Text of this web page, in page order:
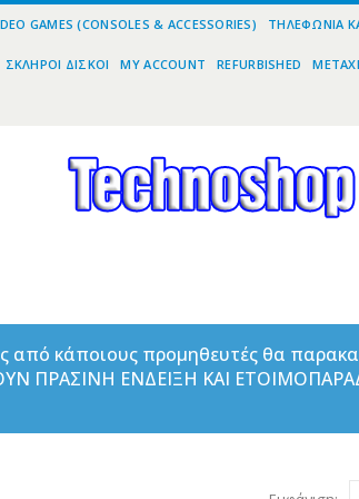
GAMES (CONSOLES & ACCESSORIES) ΤΗΛΕΦΩΝΊΑ
ΣΚΛΗΡΟΊ ΔΊΣΚΟΙ MY ACCOUNT REFURBISHED
από κάποιους προμηθευτές θα
ΠΡΑΣΙΝΗ ΕΝΔΕΙΞΗ ΚΑΙ